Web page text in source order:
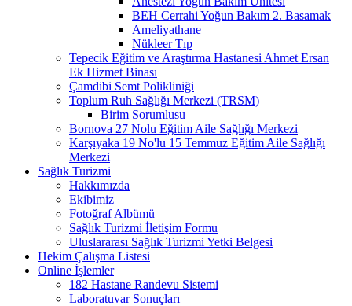
BEH Cerrahi Yoğun Bakım 2. Basamak
Ameliyathane
Nükleer Tıp
Tepecik Eğitim ve Araştırma Hastanesi Ahmet Ersan
Ek Hizmet Binası
Çamdibi Semt Polikliniği
Toplum Ruh Sağlığı Merkezi (TRSM)
Birim Sorumlusu
Bornova 27 Nolu Eğitim Aile Sağlığı Merkezi
Karşıyaka 19 No'lu 15 Temmuz Eğitim Aile Sağlığı
Merkezi
Sağlık Turizmi
Hakkımızda
Ekibimiz
Fotoğraf Albümü
Sağlık Turizmi İletişim Formu
Uluslararası Sağlık Turizmi Yetki Belgesi
Hekim Çalışma Listesi
Online İşlemler
182 Hastane Randevu Sistemi
Laboratuvar Sonuçları